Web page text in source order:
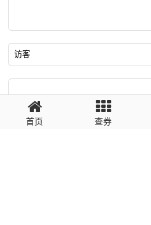
回复需填写必要信息
首页 查券